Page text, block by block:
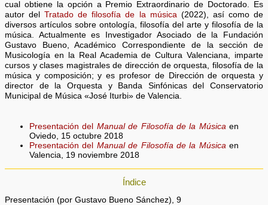
cual obtiene la opción a Premio Extraordinario de Doctorado. Es
autor delTratado de filosofía de la música(2022), así como de
diversos artículos sobre ontología, filosofía del arte y filosofía de la
música. Actualmente es Investigador Asociado de la Fundación
Gustavo Bueno, Académico Correspondiente de la sección de
Musicología en la Real Academia de Cultura Valenciana, imparte
cursos y clases magistrales de dirección de orquesta, filosofía de la
música y composición; y es profesor de Dirección de orquesta y
director de la Orquesta y Banda Sinfónicas del Conservatorio
Municipal de Música «José Iturbi» de Valencia.
Presentación del Manual de Filosofía de la Músicaen
Oviedo, 15 octubre 2018
Presentación del Manual de Filosofía de la Músicaen
Valencia, 19 noviembre 2018
Índice
Presentación (por Gustavo Bueno Sánchez), 9